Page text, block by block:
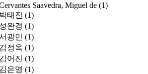
Saavedra, Miguel de (1)
박태진 (1)
성완경 (1)
광민 (1)
김정옥 (1)
김어진 (1)
김은영 (1)